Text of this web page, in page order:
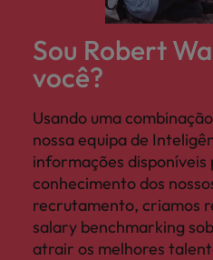
Sou Robert
você?
Usando uma
nossa equipa de
informações disponíveis
conhecimento dos
recrutamento, criamos
salary benchmarking
atrair os melhores